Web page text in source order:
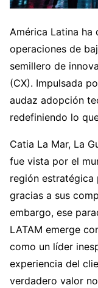
América Latina ha
operaciones de
semillero de
(CX). Impulsada
audaz adopción
redefiniendo lo
Catia La Mar, La
fue vista por el
región estratégica
gracias a sus
embargo, ese
LATAM emerge
como un líder
experiencia del
verdadero valor